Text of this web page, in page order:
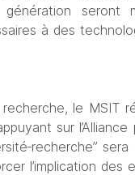
seront
à des
le MSIT
sur
l’implication des